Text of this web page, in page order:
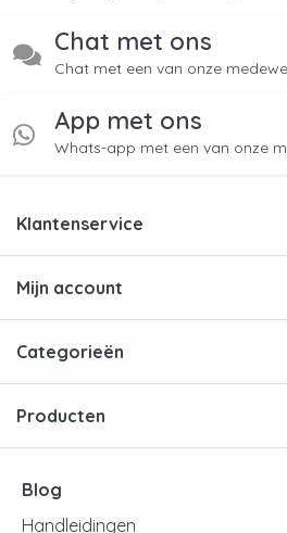
Chat met ons
Chat met een van onze
App met ons
Whats-app met een van onze
Klantenservice
Mijn account
Categorieën
Producten
Blog
Handleidingen